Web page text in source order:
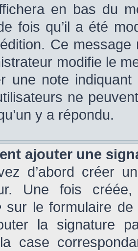
en bas du
fois qu’il a été
Ce
modifie le
une note
ne
y a répondu.
ajouter une
d’abord créer
Une fois
sur le formulaire
la signature
case